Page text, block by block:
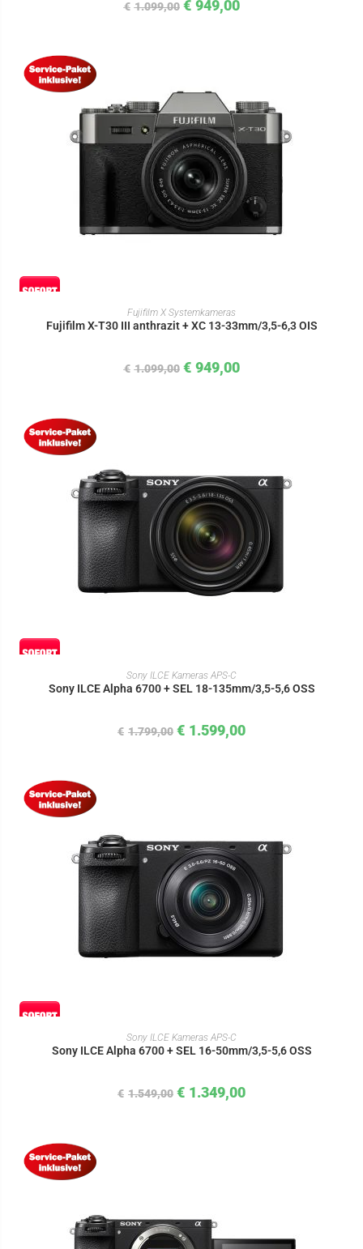
€ 1.099,00 € 949,00
IN DEN WARENKORB
Fujifilm X Systemkameras
Fujifilm X-T30 III anthrazit + XC 13-33mm/3,5-6,3 OIS
€ 1.099,00 € 949,00
IN DEN WARENKORB
Sony ILCE Kameras APS-C
Sony ILCE Alpha 6700 + SEL 18-135mm/3,5-5,6 OSS
€ 1.799,00 € 1.599,00
IN DEN WARENKORB
Sony ILCE Kameras APS-C
Sony ILCE Alpha 6700 + SEL 16-50mm/3,5-5,6 OSS
€ 1.549,00 € 1.349,00